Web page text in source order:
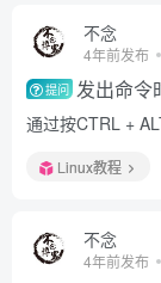
不念
4年前发布
提问 发出命令
通过按CTRL +
Linux教程
不念
4年前发布